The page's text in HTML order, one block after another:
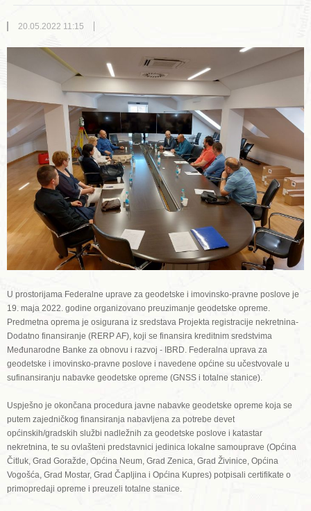
20.05.2022 11:15
U prostorijama Federalne uprave za geodetske i imovinsko-pravne poslove je
19. maja 2022. godine organizovano preuzimanje geodetske opreme.
Predmetna oprema je osigurana iz sredstava Projekta registracije nekretnina-
Dodatno finansiranje (RERP AF), koji se finansira kreditnim sredstvima
Međunarodne Banke za obnovu i razvoj - IBRD. Federalna uprava za
geodetske i imovinsko-pravne poslove i navedene općine su učestvovale u
sufinansiranju nabavke geodetske opreme (GNSS i totalne stanice).
Uspješno je okončana procedura javne nabavke geodetske opreme koja se
putem zajedničkog finansiranja nabavljena za potrebe devet
općinskih/gradskih službi nadležnih za geodetske poslove i katastar
nekretnina, te su ovlašteni predstavnici jedinica lokalne samouprave (Općina
Čitluk, Grad Goražde, Općina Neum, Grad Zenica, Grad Živinice, Općina
Vogošća, Grad Mostar, Grad Čapljina i Općina Kupres) potpisali certifikate o
primopredaji opreme i preuzeli totalne stanice.